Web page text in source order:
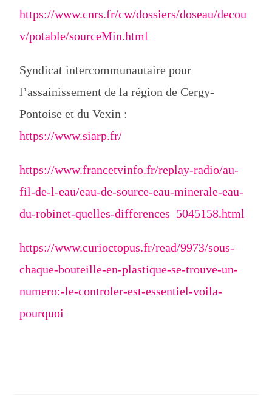
https://www.cnrs.fr/cw/dossiers/doseau/decou
v/potable/sourceMin.html
Syndicat intercommunautaire pour
l’assainissement de la région de Cergy-
Pontoise et du Vexin :
https://www.siarp.fr/
https://www.francetvinfo.fr/replay-radio/au-
fil-de-l-eau/eau-de-source-eau-minerale-eau-
du-robinet-quelles-differences_5045158.html
https://www.curioctopus.fr/read/9973/sous-
chaque-bouteille-en-plastique-se-trouve-un-
numero:-le-controler-est-essentiel-voila-
pourquoi